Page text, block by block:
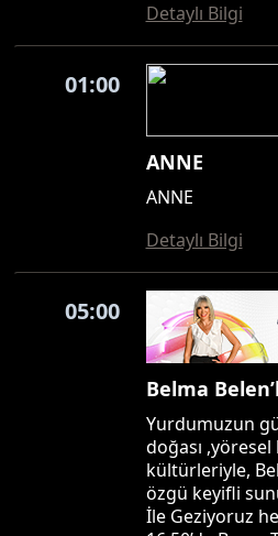
Detaylı Bilgi
01:00
ANNE
ANNE
Detaylı Bilgi
05:00
Belma
Yurdumuzun
doğası
kültürleriyle,
özgü keyifli
İle Geziyoruz